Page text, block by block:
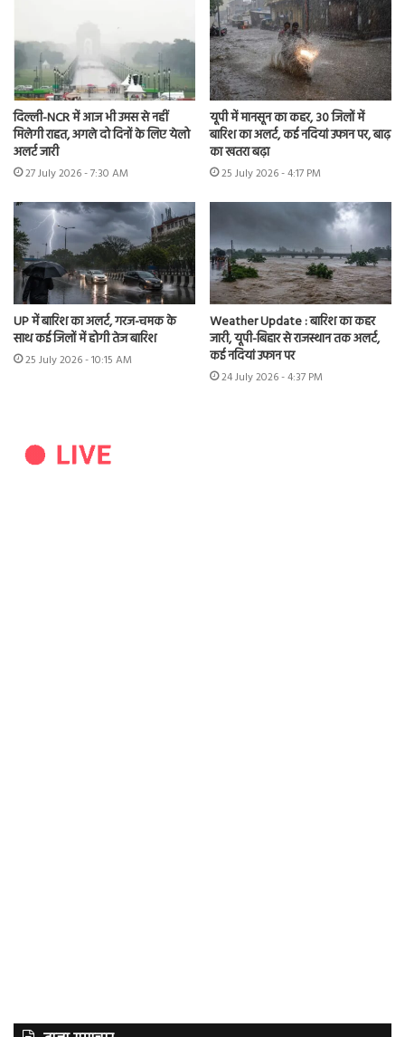
दिल्ली-NCR में आज भी उमस से नहीं
मिलेगी राहत, अगले दो दिनों के लिए येलो
अलर्ट जारी
27 July 2026 - 7:30 AM
यूपी में मानसून का कहर, 30 जिलों में
बारिश का अलर्ट, कई नदियां उफान पर, बाढ़
का खतरा बढ़ा
25 July 2026 - 4:17 PM
UP में बारिश का अलर्ट, गरज-चमक के
साथ कई जिलों में होगी तेज बारिश
25 July 2026 - 10:15 AM
Weather Update : बारिश का कहर
जारी, यूपी-बिहार से राजस्थान तक अलर्ट,
कई नदियां उफान पर
24 July 2026 - 4:37 PM